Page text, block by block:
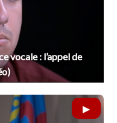
vocale : l’appel de